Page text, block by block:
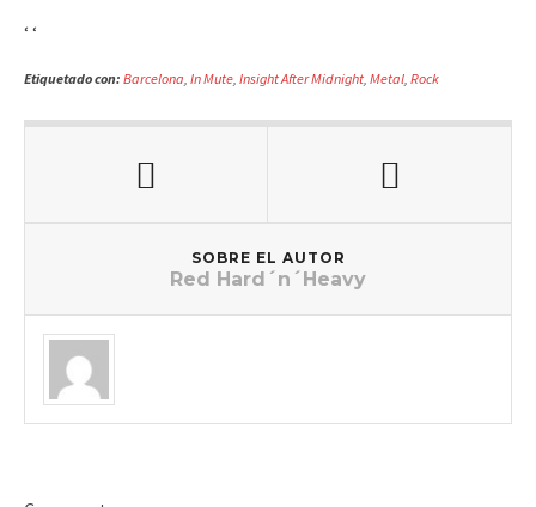
‘ ‘
Etiquetado con: Barcelona, In Mute, Insight After Midnight, Metal, Rock
SOBRE EL AUTOR
Red Hard´n´Heavy